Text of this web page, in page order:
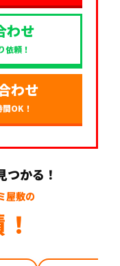
わせ
依頼！
わせ
OK！
つかる！
屋敷の